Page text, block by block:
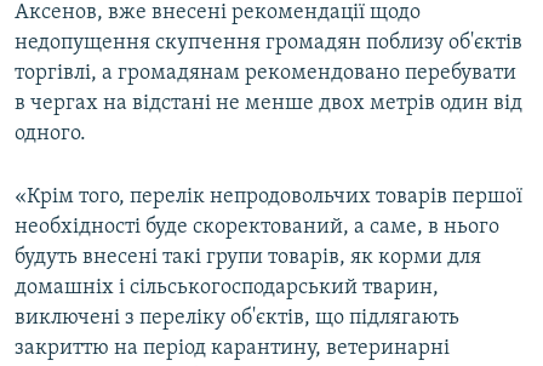
Аксенов, вже внесені рекомендації щодо
недопущення скупчення громадян поблизу об'єктів
торгівлі, а громадянам рекомендовано перебувати
в чергах на відстані не менше двох метрів один від
одного.
«Крім того, перелік непродовольчих товарів першої
необхідності буде скоректований, а саме, в нього
будуть внесені такі групи товарів, як корми для
домашніх і сільськогосподарський тварин,
виключені з переліку об'єктів, що підлягають
закриттю на період карантину, ветеринарні